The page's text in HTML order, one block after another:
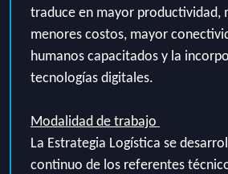
traduce en mayor productividad,
menores costos, mayor
humanos capacitados y la
tecnologías digitales.
Modalidad de trabajo
La Estrategia Logística se
continuo de los referentes